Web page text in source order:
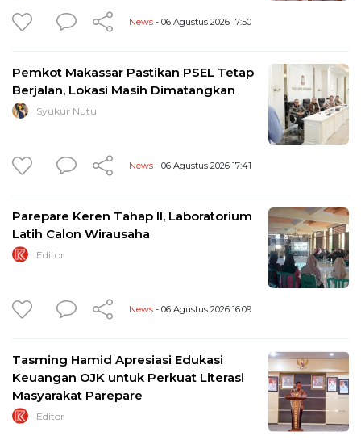
News - 06 Agustus 2026 17:50
Pemkot Makassar Pastikan PSEL Tetap
Berjalan, Lokasi Masih Dimatangkan
Syukur Nutu
News - 06 Agustus 2026 17:41
Parepare Keren Tahap II, Laboratorium
Latih Calon Wirausaha
Editor
News - 06 Agustus 2026 16:09
Tasming Hamid Apresiasi Edukasi
Keuangan OJK untuk Perkuat Literasi
Masyarakat Parepare
Editor